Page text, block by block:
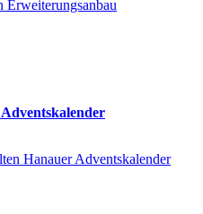
Erweiterungsanbau
Hanauer Adventskalender